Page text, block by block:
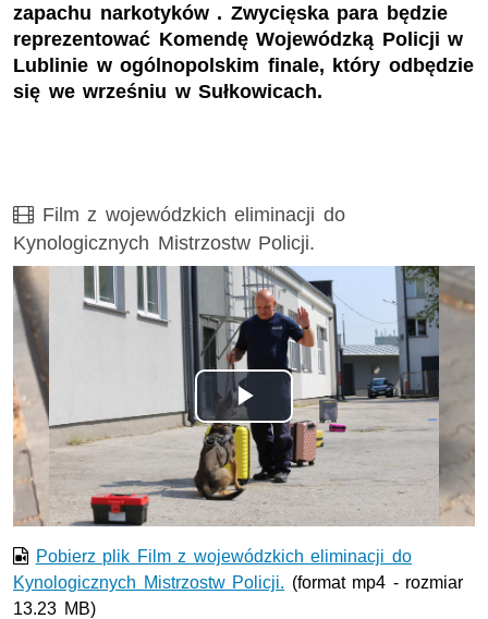
zapachu narkotyków . Zwycięska para będzie
reprezentować Komendę Wojewódzką Policji w
Lublinie w ogólnopolskim finale, który odbędzie
się we wrześniu w Sułkowicach.
Film
Film z wojewódzkich eliminacji do
Kynologicznych Mistrzostw Policji.
Odtwórz
wideo
Pobierz plik Film z wojewódzkich eliminacji do
Kynologicznych Mistrzostw Policji. (format mp4 - rozmiar
13.23 MB)